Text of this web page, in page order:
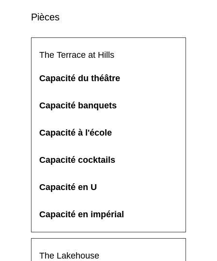
Pièces
The Terrace at Hills
The Lakehouse